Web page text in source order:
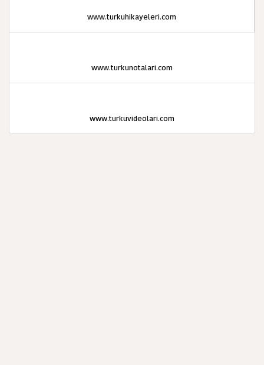
www.turkuhikayeleri.com
www.turkunotalari.com
www.turkuvideolari.com